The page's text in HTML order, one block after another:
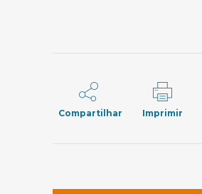
Compartilhar Imprimir